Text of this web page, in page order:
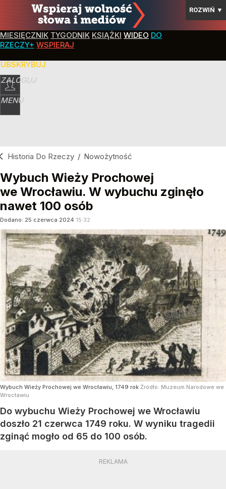
ROZWIŃ ▼
MIESIĘCZNIK TYGODNIK KSIĄŻKI WIDEO DO
RZECZY+ WSPIERAJ
ZALOGUJ
MENU
Historia Do Rzeczy / Nowożytność
Wybuch Wieży Prochowej
we Wrocławiu. W wybuchu zginęło
nawet 100 osób
Dodano: 25 czerwca 2024 15:32
Wybuch Wieży Prochowej we Wrocławiu, 1749 rok Źródło: Muzeum Narodowe we
Wrocławiu
Do wybuchu Wieży Prochowej we Wrocławiu
doszło 21 czerwca 1749 roku. W wyniku tragedii
zginąć mogło od 65 do 100 osób.